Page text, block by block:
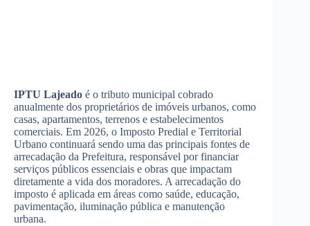
IPTU Lajeado é o tributo municipal cobrado
anualmente dos proprietários de imóveis urbanos, como
casas, apartamentos, terrenos e estabelecimentos
comerciais. Em 2026, o Imposto Predial e Territorial
Urbano continuará sendo uma das principais fontes de
arrecadação da Prefeitura, responsável por financiar
serviços públicos essenciais e obras que impactam
diretamente a vida dos moradores. A arrecadação do
imposto é aplicada em áreas como saúde, educação,
pavimentação, iluminação pública e manutenção
urbana.